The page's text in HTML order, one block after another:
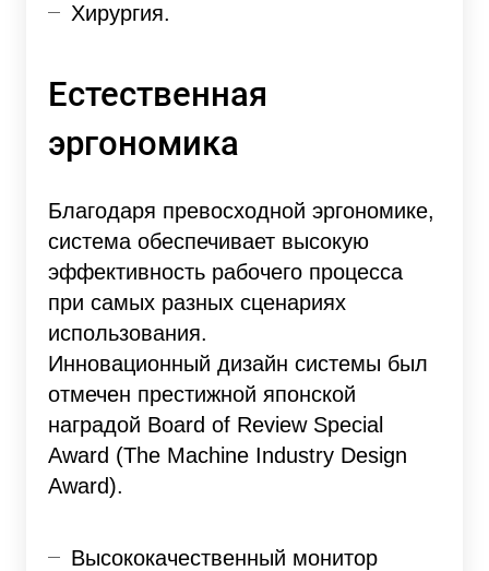
Хирургия.
Естественная
эргономика
Благодаря превосходной эргономике,
система обеспечивает высокую
эффективность рабочего процесса
при самых разных сценариях
использования.
Инновационный дизайн системы был
отмечен престижной японской
наградой Board of Review Special
Award (The Machine Industry Design
Award).
Высококачественный монитор